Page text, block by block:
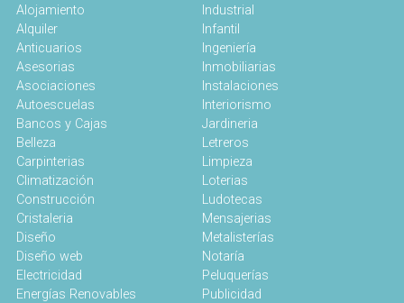
Alojamiento
Alquiler
Anticuarios
Asesorias
Asociaciones
Autoescuelas
Bancos y Cajas
Belleza
Carpinterias
Climatización
Construcción
Cristaleria
Diseño
Diseño web
Electricidad
Energías Renovables
Industrial
Infantil
Ingeniería
Inmobiliarias
Instalaciones
Interiorismo
Jardineria
Letreros
Limpieza
Loterias
Ludotecas
Mensajerias
Metalisterías
Notaría
Peluquerías
Publicidad